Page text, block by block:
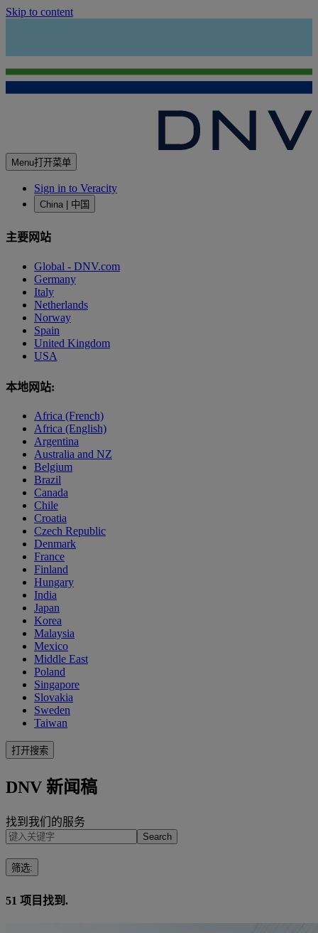
Skip to content
Menu打开菜单
Sign in to Veracity
China | 中国
主要网站
Global - DNV.com
Germany
Italy
Netherlands
Norway
Spain
United Kingdom
USA
本地网站:
Africa (French)
Africa (English)
Argentina
Australia and NZ
Belgium
Brazil
Canada
Chile
Croatia
Czech Republic
Denmark
France
Finland
Hungary
India
Japan
Korea
Malaysia
Mexico
Middle East
Poland
Singapore
Slovakia
Sweden
Taiwan
打开搜索
DNV 新闻稿
找到我们的服务
Search
筛选:
51 项目找到.